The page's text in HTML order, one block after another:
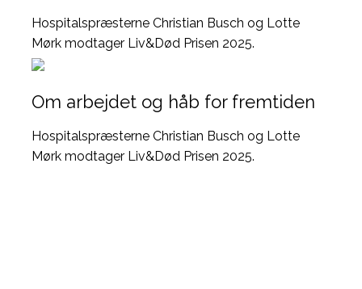
Hospitalspræsterne Christian Busch og Lotte
Mørk modtager Liv&Død Prisen 2025.
Om arbejdet og håb for fremtiden
Hospitalspræsterne Christian Busch og Lotte
Mørk modtager Liv&Død Prisen 2025.